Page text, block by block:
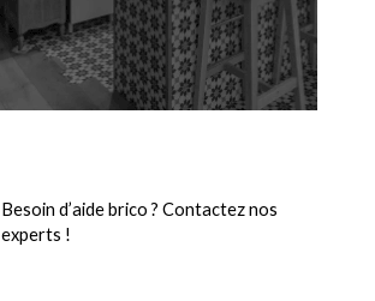
Besoin d’aide brico ? Contactez nos
experts !